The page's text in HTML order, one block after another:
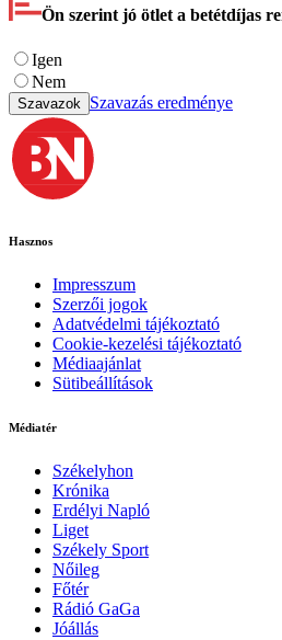
Ön szerint jó ötlet a betétdíjas
Igen
Nem
Szavazok Szavazás eredménye
Hasznos
Impresszum
Szerzői jogok
Adatvédelmi tájékoztató
Cookie-kezelési tájékoztató
Médiaajánlat
Sütibeállítások
Médiatér
Székelyhon
Krónika
Erdélyi Napló
Liget
Székely Sport
Nőileg
Főtér
Rádió GaGa
Jóállás